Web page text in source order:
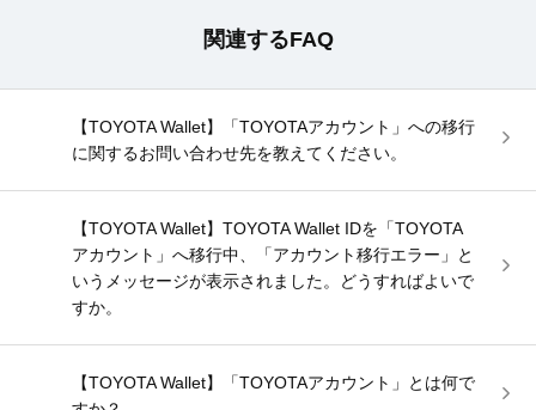
関連するFAQ
【TOYOTA Wallet】「TOYOTAアカウント」への移行
に関するお問い合わせ先を教えてください。
【TOYOTA Wallet】TOYOTA Wallet IDを「TOYOTA
アカウント」へ移行中、「アカウント移行エラー」と
いうメッセージが表示されました。どうすればよいで
すか。
【TOYOTA Wallet】「TOYOTAアカウント」とは何で